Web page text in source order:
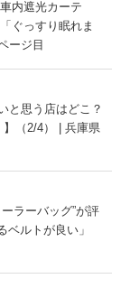
内遮光カーテ
ぐっすり眠れま
ージ目
と思う店はどこ？
】（2/4） | 兵庫県
ラーバッグ”が評
ルトが良い」